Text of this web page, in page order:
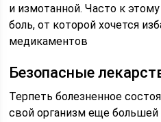
и измотанной. Часто к
боль, от которой хочется
медикаментов
Безопасные
Терпеть болезненное
свой организм еще большей